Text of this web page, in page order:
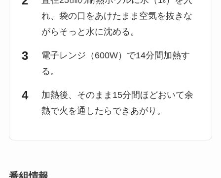
れ、袋の口をあけたまま空気を抜きな
がらそっと水に沈める。
電子レンジ（600W）で14分間加熱す
る。
加熱後、そのまま15分間ほどおいて余
熱で火を通したらできあがり。